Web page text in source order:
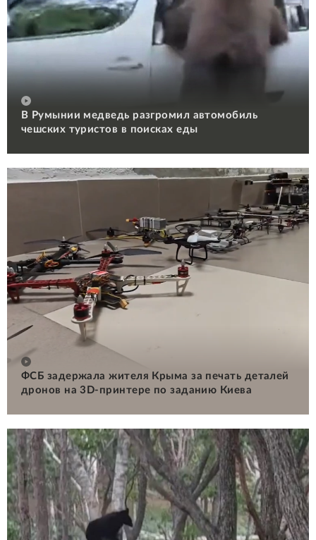
В Румынии медведь разгромил автомобиль
чешских туристов в поисках еды
ФСБ задержала жителя Крыма за печать деталей
дронов на 3D-принтере по заданию Киева